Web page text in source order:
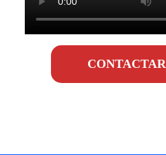
CONTACTAR